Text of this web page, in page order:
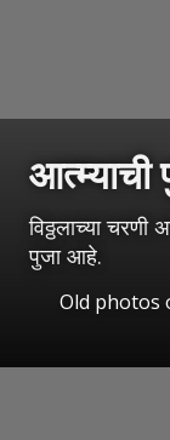
आत्म्याची
विठ्ठलाच्या चरणी
पुजा आहे.
Old photos